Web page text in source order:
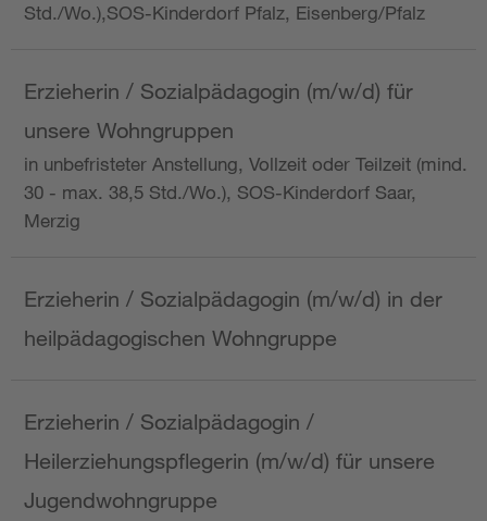
Std./Wo.),SOS-Kinderdorf Pfalz, Eisenberg/Pfalz
Erzieherin / Sozialpädagogin (m/w/d) für
unsere Wohngruppen
in unbefristeter Anstellung, Vollzeit oder Teilzeit (mind.
30 - max. 38,5 Std./Wo.), SOS-Kinderdorf Saar,
Merzig
Erzieherin / Sozialpädagogin (m/w/d) in der
heilpädagogischen Wohngruppe
Erzieherin / Sozialpädagogin /
Heilerziehungspflegerin (m/w/d) für unsere
Jugendwohngruppe